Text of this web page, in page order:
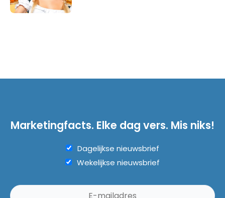
Marketingfacts. Elke dag vers. Mis niks!
Dagelijkse nieuwsbrief
Wekelijkse nieuwsbrief